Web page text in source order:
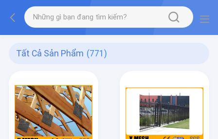
Tất Cả Sản Phẩm (771)